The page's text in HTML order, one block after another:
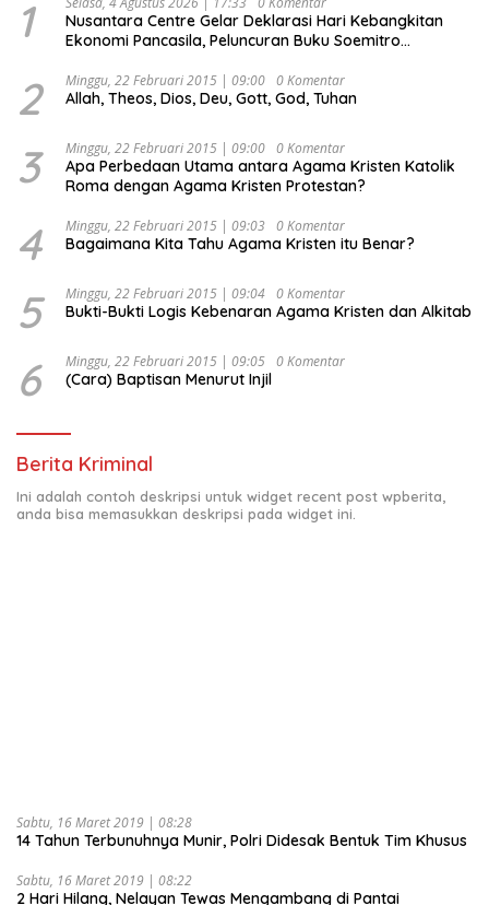
1
Nusantara Centre Gelar Deklarasi Hari Kebangkitan
Ekonomi Pancasila, Peluncuran Buku Soemitro
Ekonomi Politik Indonesia) & Simposium Nasional
“Urgensi Undang-Undang Perekonomian Nasional dan
Indonesia Emas 2045”,
2 Minggu, 22 Februari 2015 | 09:00 0 Komentar
Allah, Theos, Dios, Deu, Gott, God, Tuhan
3 Minggu, 22 Februari 2015 | 09:00 0 Komentar
Apa Perbedaan Utama antara Agama Kristen Katolik
Roma dengan Agama Kristen Protestan?
4 Minggu, 22 Februari 2015 | 09:03 0 Komentar
Bagaimana Kita Tahu Agama Kristen itu Benar?
5 Minggu, 22 Februari 2015 | 09:04 0 Komentar
Bukti-Bukti Logis Kebenaran Agama Kristen dan Alkitab
6 Minggu, 22 Februari 2015 | 09:05 0 Komentar
(Cara) Baptisan Menurut Injil
Berita Kriminal
Ini adalah contoh deskripsi untuk widget recent post wpberita,
anda bisa memasukkan deskripsi pada widget ini.
Sabtu, 16 Maret 2019 | 08:28
14 Tahun Terbunuhnya Munir, Polri Didesak Bentuk Tim Khusus
Sabtu, 16 Maret 2019 | 08:22
2 Hari Hilang, Nelayan Tewas Mengambang di Pantai